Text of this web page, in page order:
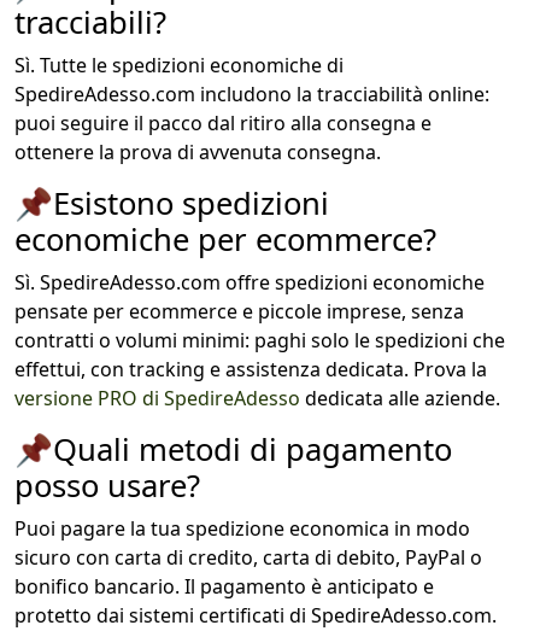
tracciabili?
Sì. Tutte le spedizioni economiche di
SpedireAdesso.com includono la tracciabilità online:
puoi seguire il pacco dal ritiro alla consegna e
ottenere la prova di avvenuta consegna.
📌Esistono spedizioni
economiche per ecommerce?
Sì. SpedireAdesso.com offre spedizioni economiche
pensate per ecommerce e piccole imprese, senza
contratti o volumi minimi: paghi solo le spedizioni che
effettui, con tracking e assistenza dedicata. Prova la
versione PRO di SpedireAdesso dedicata alle aziende.
📌Quali metodi di pagamento
posso usare?
Puoi pagare la tua spedizione economica in modo
sicuro con carta di credito, carta di debito, PayPal o
bonifico bancario. Il pagamento è anticipato e
protetto dai sistemi certificati di SpedireAdesso.com.